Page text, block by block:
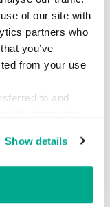
of our site with
partners who
you’ve
from your use
to and
information
Show details
ることもでき
惑とともに家
をかけるだけ
です。これを
クトに携わる
ードサイズの
がなく、文字を
のは不可能で